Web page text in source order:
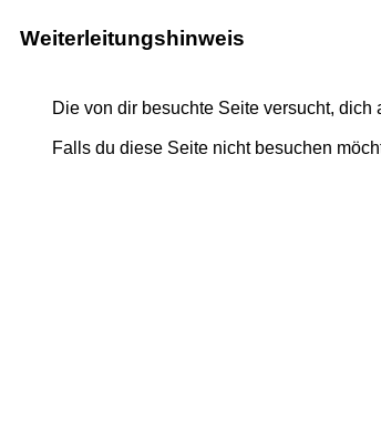
Weiterleitungshinweis
Die von dir besuchte Seite versucht, dich
Falls du diese Seite nicht besuchen